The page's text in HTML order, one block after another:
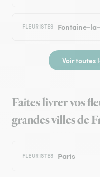
FLEURISTES Fontaine-
Voir toutes
Faites livrer vos
grandes villes de
FLEURISTES Paris